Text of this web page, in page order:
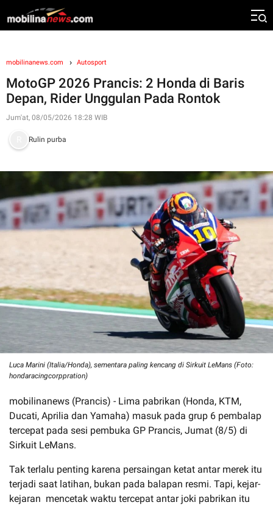
mobilinanews.com Autosport
MotoGP 2026 Prancis: 2 Honda di Baris
Depan, Rider Unggulan Pada Rontok
Jum'at, 08/05/2026 18:28 WIB
Rulin purba
Luca Marini (Italia/Honda), sementara paling kencang di Sirkuit LeMans (Foto:
hondaracingcorppration)
mobilinanews (Prancis) - Lima pabrikan (Honda, KTM,
Ducati, Aprilia dan Yamaha) masuk pada grup 6 pembalap
tercepat pada sesi pembuka GP Prancis, Jumat (8/5) di
Sirkuit LeMans.
Tak terlalu penting karena persaingan ketat antar merek itu
terjadi saat latihan, bukan pada balapan resmi. Tapi, kejar-
kejaran mencetak waktu tercepat antar joki pabrikan itu